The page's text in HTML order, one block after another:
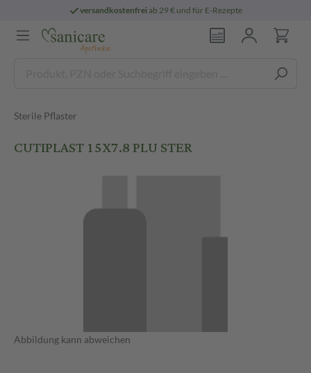
versandkostenfreiab 29 € und für E-Rezepte
Sterile Pflaster
CUTIPLAST 15X7.8 PLU STER
Abbildung kann abweichen